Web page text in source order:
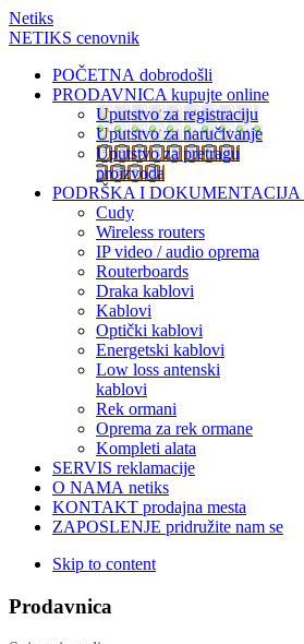
Netiks
NETIKS cenovnik
POČETNA dobrodošli
PRODAVNICA kupujte online
Uputstvo za registraciju
Uputstvo za naručivanje
Uputstvo za pretragu
proizvoda
PODRŠKA I DOKUMENTACIJA
Cudy
Wireless routers
IP video / audio oprema
Routerboards
Draka kablovi
Kablovi
Optički kablovi
Energetski kablovi
Low loss antenski
kablovi
Rek ormani
Oprema za rek ormane
Kompleti alata
SERVIS reklamacije
O NAMA netiks
KONTAKT prodajna mesta
ZAPOSLENJE pridružite nam se
Skip to content
Prodavnica